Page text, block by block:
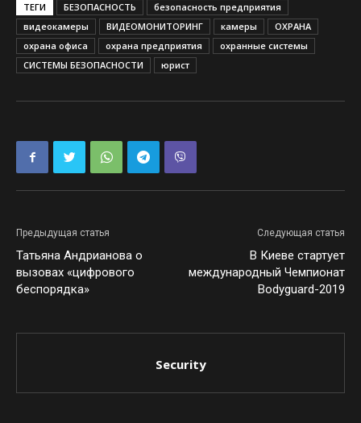
ТЕГИ БЕЗОПАСНОСТЬ
безопасность предприятия
видеокамеры
ВИДЕОМОНИТОРИНГ камеры
ОХРАНА
охрана офиса
охрана предприятия
охранные системы
СИСТЕМЫ БЕЗОПАСНОСТИ
юрист
Предыдущая статья
Татьяна Андрианова о
вызовах «цифрового
беспорядка»
Следующая статья
В Киеве стартует
международный Чемпионат
Bodyguard-2019
Security